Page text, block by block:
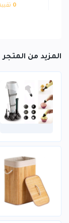
0
المزيد من المتجر